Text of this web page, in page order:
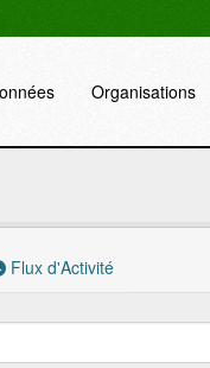
Organisations
Flux d'Activité